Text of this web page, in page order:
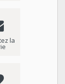
la